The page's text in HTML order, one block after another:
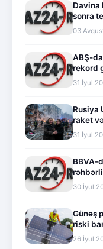
Davina
sonra
ABŞ-da
rekord
Rusiya
raket
BBVA-
Günəş
riski